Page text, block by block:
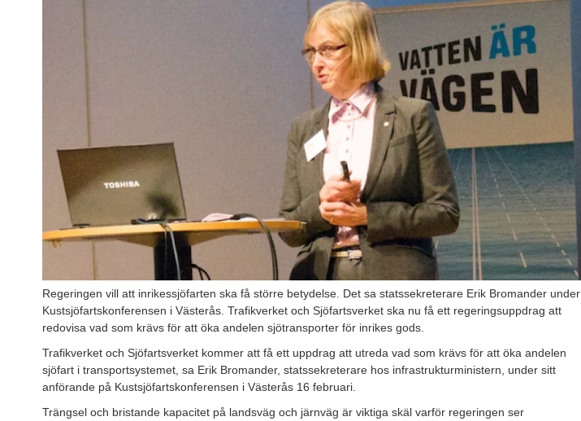
Regeringen vill att inrikessjöfarten ska få större betydelse. Det sa statssekreterare Erik Bromander under
Kustsjöfartskonferensen i Västerås. Trafikverket och Sjöfartsverket ska nu få ett regeringsuppdrag att
redovisa vad som krävs för att öka andelen sjötransporter för inrikes gods.
Trafikverket och Sjöfartsverket kommer att få ett uppdrag att utreda vad som krävs för att öka andelen
sjöfart i transportsystemet, sa Erik Bromander, statssekreterare hos infrastrukturministern, under sitt
anförande på Kustsjöfartskonferensen i Västerås 16 februari.
Trängsel och bristande kapacitet på landsväg och järnväg är viktiga skäl varför regeringen ser